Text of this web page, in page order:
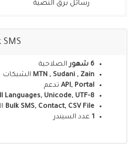
SMS
6 شهور
الصلاحية
MTN , Sudani , Zain الشبكات
API, Portal تدعم
Languages, Unicode, UTF-8
Bulk SMS, Contact, CSV File
1 عدد السيندر